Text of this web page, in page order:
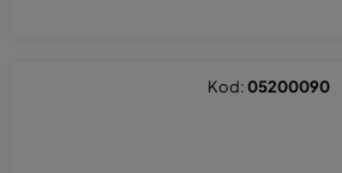
Kod:05200090